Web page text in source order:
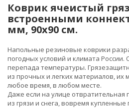
Коврик ячеистый
встроенными
мм, 90х90 см.
Напольные резиновые коврики
погодных условий и климата России.
перепада температуры.
из прочных и легких материалов, их
любое время, в любом месте.
Даже если на улице отвратительная
из грязи и снега, вовремя